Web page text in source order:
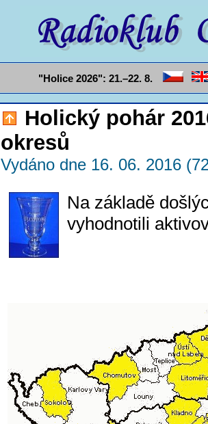
"Holice 2026": 21.–22. 8.
Holický pohár
okresů
Vydáno dne 16. 06. 2016
Na základě
vyhodnotili